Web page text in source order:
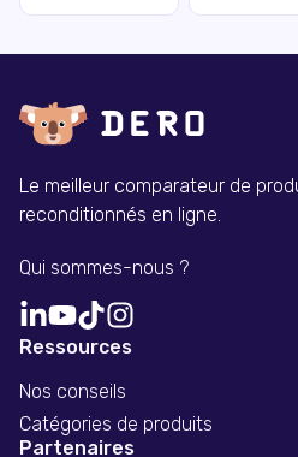
Le meilleur comparateur de
reconditionnés en ligne.
Qui sommes-nous ?
Ressources
Nos conseils
Catégories de produits
Partenaires